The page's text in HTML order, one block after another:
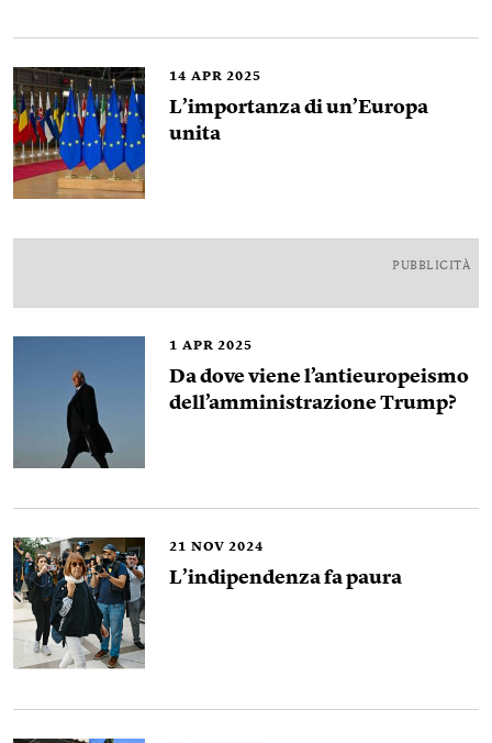
14 APR 2025
L’importanza di un’Europa
unita
PUBBLICITÀ
1 APR 2025
Da dove viene l’antieuropeismo
dell’amministrazione Trump?
21 NOV 2024
L’indipendenza fa paura